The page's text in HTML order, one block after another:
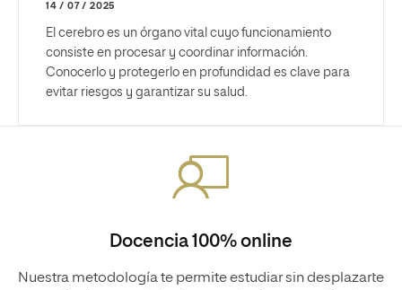
14 / 07 / 2025
El cerebro es un órgano vital cuyo funcionamiento
consiste en procesar y coordinar información.
Conocerlo y protegerlo en profundidad es clave para
evitar riesgos y garantizar su salud.
Docencia 100% online
Nuestra metodología te permite estudiar sin desplazarte